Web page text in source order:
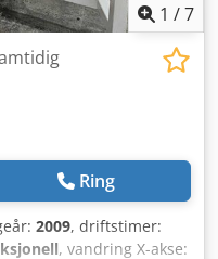
1 /7
Ring
2009, driftstimer:
, vandring X-akse: